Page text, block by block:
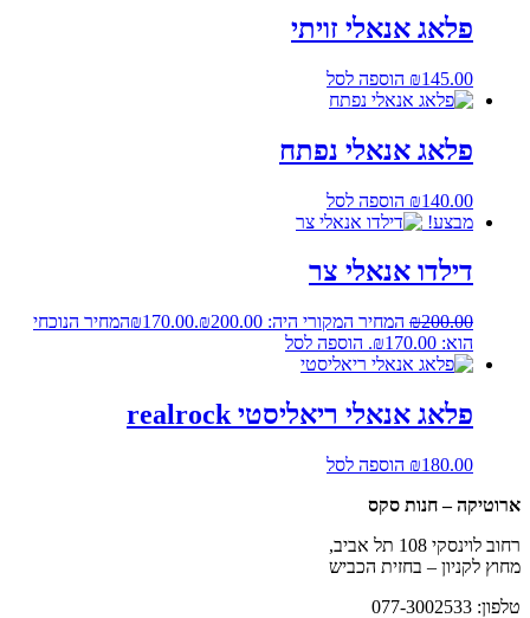
פלאג אנאלי זויתי
₪145.00 הוספה לסל
פלאג אנאלי נפתח
₪140.00
הוספה לסל
מבצע!
דילדו אנאלי צר
₪200.00 המחיר המקורי היה: ₪200.00. ₪170.00
המחיר הנוכחי
הוא: ₪170.00.
הוספה לסל
פלאג אנאלי ריאליסטי realrock
₪180.00
הוספה לסל
ארוטיקה – חנות סקס
רחוב לוינסקי 108 תל אביב,
מחוץ לקניון – בחזית הכביש
טלפון: 077-3002533